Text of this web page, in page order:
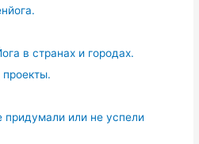
в странах и городах.
придумали или не успели